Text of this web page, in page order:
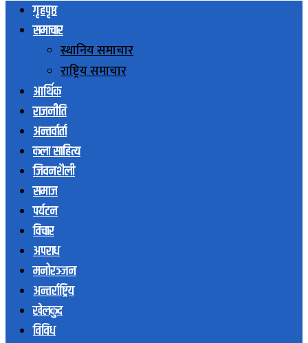
गृहपृष्ठ
समाचार
स्थानिय समाचार
राष्ट्रिय समाचार
आर्थिक
राजनीति
अन्तर्वार्ता
कला साहित्य
जिवनशैली
समाज
पर्यटन
विचार
अपराध
मनोरञ्जन
अन्तर्राष्ट्रिय
खेलकुद
विविध